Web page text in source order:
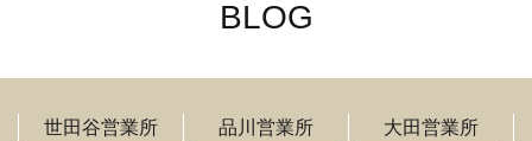
BLOG
世田谷営業所 品川営業所 大田営業所